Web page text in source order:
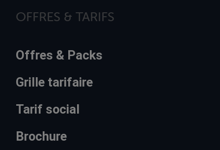
OFFRES & TARIFS
Offres & Packs
Grille tarifaire
Tarif social
Brochure